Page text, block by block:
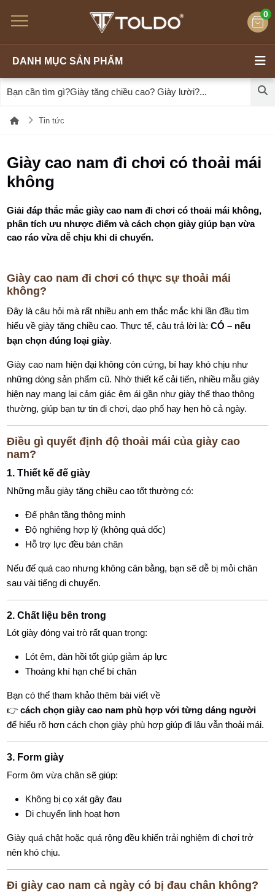
0
DANH MỤC SẢN PHẨM
Tin tức
Giày cao nam đi chơi có thoải mái
không
Giải đáp thắc mắc giày cao nam đi chơi có thoải mái không,
phân tích ưu nhược điểm và cách chọn giày giúp bạn vừa
cao ráo vừa dễ chịu khi di chuyển.
Giày cao nam đi chơi có thực sự thoải mái
không?
Đây là câu hỏi mà rất nhiều anh em thắc mắc khi lần đầu tìm
hiểu về giày tăng chiều cao. Thực tế, câu trả lời là:CÓ – nếu
bạn chọn đúng loại giày.
Giày cao nam hiện đại không còn cứng, bí hay khó chịu như
những dòng sản phẩm cũ. Nhờ thiết kế cải tiến, nhiều mẫu giày
hiện nay mang lại cảm giác êm ái gần như giày thể thao thông
thường, giúp bạn tự tin đi chơi, dạo phố hay hẹn hò cả ngày.
Điều gì quyết định độ thoải mái của giày cao
nam?
1. Thiết kế đế giày
Những mẫu giày tăng chiều cao tốt thường có:
Đế phân tầng thông minh
Độ nghiêng hợp lý (không quá dốc)
Hỗ trợ lực đều bàn chân
Nếu đế quá cao nhưng không cân bằng, bạn sẽ dễ bị mỏi chân
sau vài tiếng di chuyển.
2. Chất liệu bên trong
Lót giày đóng vai trò rất quan trọng:
Lót êm, đàn hồi tốt giúp giảm áp lực
Thoáng khí hạn chế bí chân
Bạn có thể tham khảo thêm bài viết về
👉cách chọn giày cao nam phù hợp với từng dáng người
để hiểu rõ hơn cách chọn giày phù hợp giúp đi lâu vẫn thoải mái.
3. Form giày
Form ôm vừa chân sẽ giúp:
Không bị cọ xát gây đau
Di chuyển linh hoạt hơn
Giày quá chật hoặc quá rộng đều khiến trải nghiệm đi chơi trở
nên khó chịu.
Đi giày cao nam cả ngày có bị đau chân không?